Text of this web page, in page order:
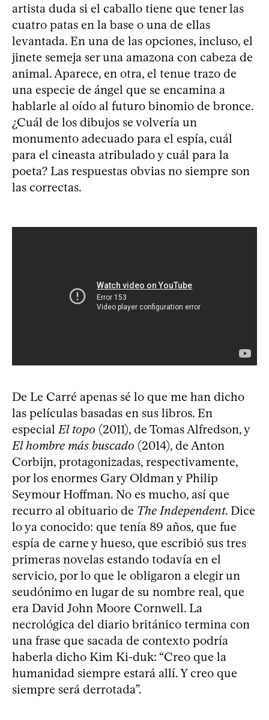
artista duda si el caballo tiene que tener las
cuatro patas en la base o una de ellas
levantada. En una de las opciones, incluso, el
jinete semeja ser una amazona con cabeza de
animal. Aparece, en otra, el tenue trazo de
una especie de ángel que se encamina a
hablarle al oído al futuro binomio de bronce.
¿Cuál de los dibujos se volvería un
monumento adecuado para el espía, cuál
para el cineasta atribulado y cuál para la
poeta? Las respuestas obvias no siempre son
las correctas.
De Le Carré apenas sé lo que me han dicho
las películas basadas en sus libros. En
especialEl topo (2011), de Tomas Alfredson, y
El hombre más buscado (2014), de Anton
Corbijn, protagonizadas, respectivamente,
por los enormes Gary Oldman y Philip
Seymour Hoffman. No es mucho, así que
recurro al obituario de The Independent. Dice
lo ya conocido: que tenía 89 años, que fue
espía de carne y hueso, que escribió sus tres
primeras novelas estando todavía en el
servicio, por lo que le obligaron a elegir un
seudónimo en lugar de su nombre real, que
era David John Moore Cornwell. La
necrológica del diario británico termina con
una frase que sacada de contexto podría
haberla dicho Kim Ki-duk: “Creo que la
humanidad siempre estará allí. Y creo que
siempre será derrotada”.